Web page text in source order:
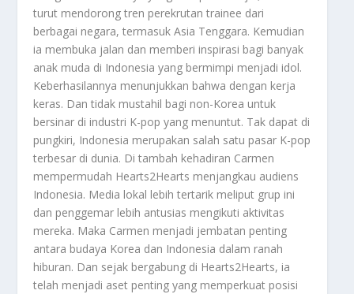
turut mendorong tren perekrutan trainee dari
berbagai negara, termasuk Asia Tenggara. Kemudian
ia membuka jalan dan memberi inspirasi bagi banyak
anak muda di Indonesia yang bermimpi menjadi idol.
Keberhasilannya menunjukkan bahwa dengan kerja
keras. Dan tidak mustahil bagi non-Korea untuk
bersinar di industri K-pop yang menuntut. Tak dapat di
pungkiri, Indonesia merupakan salah satu pasar K-pop
terbesar di dunia. Di tambah kehadiran Carmen
mempermudah Hearts2Hearts menjangkau audiens
Indonesia. Media lokal lebih tertarik meliput grup ini
dan penggemar lebih antusias mengikuti aktivitas
mereka. Maka Carmen menjadi jembatan penting
antara budaya Korea dan Indonesia dalam ranah
hiburan. Dan sejak bergabung di Hearts2Hearts, ia
telah menjadi aset penting yang memperkuat posisi